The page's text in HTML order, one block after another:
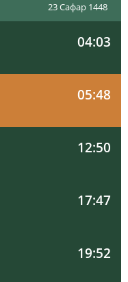
23 Сафар 1448
04:03
05:48
12:50
17:47
19:52